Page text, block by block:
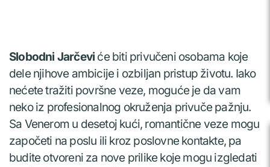
Slobodni Jarčevi će biti privučeni osobama koje
dele njihove ambicije i ozbiljan pristup životu. Iako
nećete tražiti površne veze, moguće je da vam
neko iz profesionalnog okruženja privuče pažnju.
Sa Venerom u desetoj kući, romantične veze mogu
započeti na poslu ili kroz poslovne kontakte, pa
budite otvoreni za nove prilike koje mogu izgledati